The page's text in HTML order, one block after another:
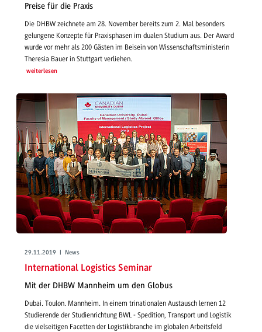
Preise für die Praxis
Die DHBW zeichnete am 28. November bereits zum 2. Mal besonders
gelungene Konzepte für Praxisphasen im dualen Studium aus. Der Award
wurde vor mehr als 200 Gästen im Beisein von Wissenschaftsministerin
Theresia Bauer in Stuttgart verliehen.
weiterlesen
29.11.2019 | News
International Logistics Seminar
Mit der DHBW Mannheim um den Globus
Dubai. Toulon. Mannheim. In einem trinationalen Austausch lernen 12
Studierende der Studienrichtung BWL - Spedition, Transport und Logistik
die vielseitigen Facetten der Logistikbranche im globalen Arbeitsfeld